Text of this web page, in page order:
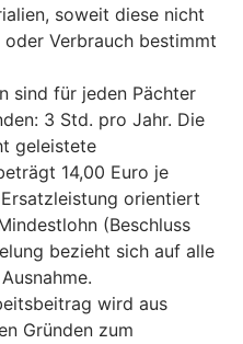
soweit diese nicht
Verbrauch bestimmt
sind für jeden Pächter
3 Std. pro Jahr. Die
geleistete
14,00 Euro je
orientiert
(Beschluss
bezieht sich auf alle
wird aus
Gründen zum